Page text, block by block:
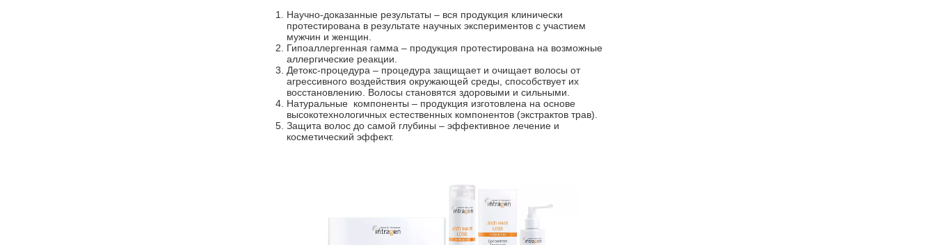
Научно-доказанные результаты – вся продукция клинически
протестирована в результате научных экспериментов с участием
мужчин и женщин.
Гипоаллергенная гамма – продукция протестирована на возможные
аллергические реакции.
Детокс-процедура – процедура защищает и очищает волосы от
агрессивного воздействия окружающей среды, способствует их
восстановлению. Волосы становятся здоровыми и сильными.
Натуральные компоненты – продукция изготовлена на основе
высокотехнологичных естественных компонентов (экстрактов трав).
Защита волос до самой глубины – эффективное лечение и
косметический эффект.